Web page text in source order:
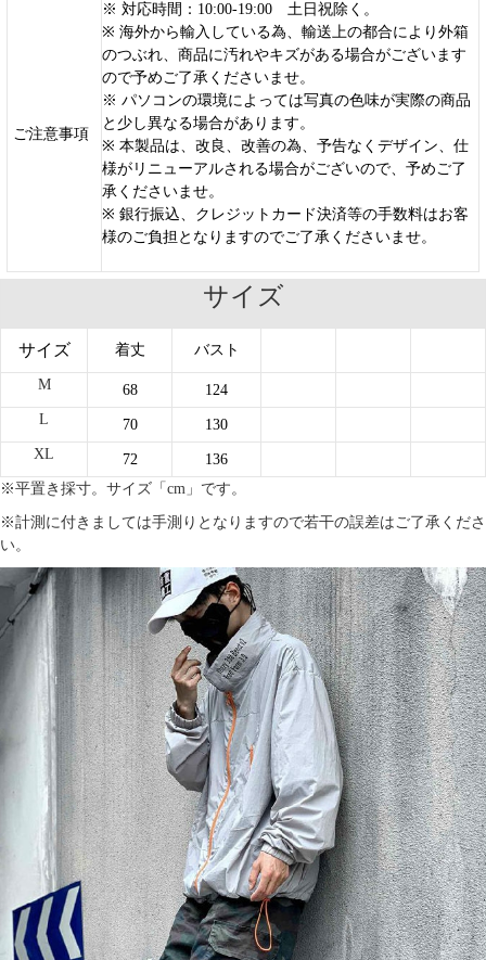
ご注意事項
※ 対応時間：10:00-19:00 土日祝除く。
※ 海外から輸入している為、輸送上の都合により外箱
のつぶれ、商品に汚れやキズがある場合がございます
ので予めご了承くださいませ。
※ パソコンの環境によっては写真の色味が実際の商品
と少し異なる場合があります。
※ 本製品は、改良、改善の為、予告なくデザイン、仕
様がリニューアルされる場合がございので、予めご了
承くださいませ。
※ 銀行振込、クレジットカード決済等の手数料はお客
様のご負担となりますのでご了承くださいませ。
サイズ
サイズ 着丈 バスト
M 68
124
L
70
130
XL
72
136
※平置き採寸。サイズ「cm」です。
※計測に付きましては手測りとなりますので若干の誤差はご了承くださ
い。